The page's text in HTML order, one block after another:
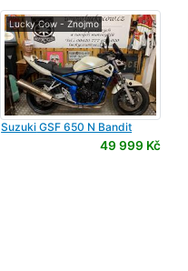
Lucky Cow - Znojmo
Suzuki GSF 650 N Bandit
49 999 Kč